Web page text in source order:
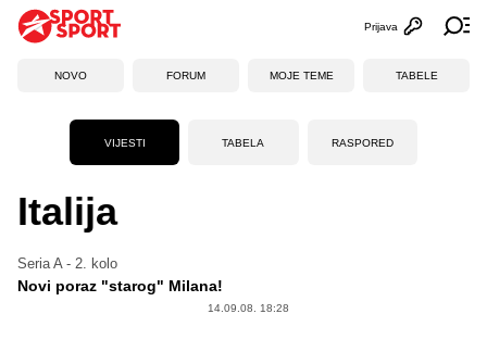
Otvori
Prijava
NOVO FORUM MOJE TEME TABELE
VIJESTI TABELA RASPORED
Italija
Seria A - 2. kolo
Novi poraz "starog" Milana!
14.09.08. 18:28